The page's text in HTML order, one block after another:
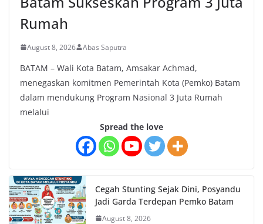
Rumah
August 8, 2026 Abas Saputra
BATAM – Wali Kota Batam, Amsakar Achmad,
menegaskan komitmen Pemerintah Kota (Pemko) Batam
dalam mendukung Program Nasional 3 Juta Rumah
melalui
Spread the love
Cegah Stunting Sejak Dini, Posyandu
Jadi Garda Terdepan Pemko Batam
August 8, 2026